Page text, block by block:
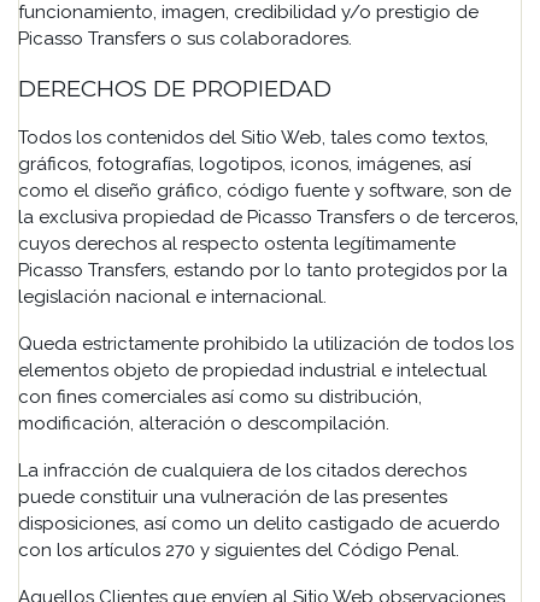
funcionamiento, imagen, credibilidad y/o prestigio de
Picasso Transfers o sus colaboradores.
DERECHOS DE PROPIEDAD
Todos los contenidos del Sitio Web, tales como textos,
gráficos, fotografías, logotipos, iconos, imágenes, así
como el diseño gráfico, código fuente y software, son de
la exclusiva propiedad de Picasso Transfers o de terceros,
cuyos derechos al respecto ostenta legítimamente
Picasso Transfers, estando por lo tanto protegidos por la
legislación nacional e internacional.
Queda estrictamente prohibido la utilización de todos los
elementos objeto de propiedad industrial e intelectual
con fines comerciales así como su distribución,
modificación, alteración o descompilación.
La infracción de cualquiera de los citados derechos
puede constituir una vulneración de las presentes
disposiciones, así como un delito castigado de acuerdo
con los artículos 270 y siguientes del Código Penal.
Aquellos Clientes que envíen al Sitio Web observaciones,